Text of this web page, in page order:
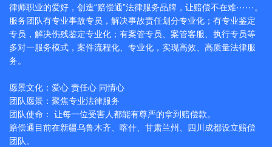
律师职业的爱好，创造“赔偿通”法律服务品牌，让赔偿不在难······。
服务团队有专业事故专员，解决事故责任划分专业化；有专业鉴定
专员，解决伤残鉴定专业化；有案管专员、案管客服、执行专员等
多对一服务模式，案件流程化、专业化，实现高效、高质量法律服
务。
愿景文化：爱心 责任心 同情心
团队愿景：聚焦专业法律服务
团队使命： 让每一位受害人都能有尊严的拿到赔偿款。
赔偿通目前在新疆乌鲁木齐、喀什、甘肃兰州、四川成都设立赔偿
团队。